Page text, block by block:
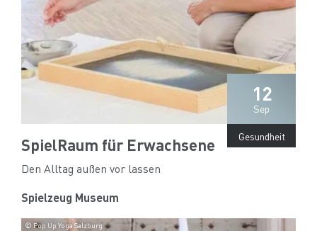
12
Sep
Gesundheit
SpielRaum für Erwachsene
Den Alltag außen vor lassen
Spielzeug Museum
© Pop Up Yoga Salzburg